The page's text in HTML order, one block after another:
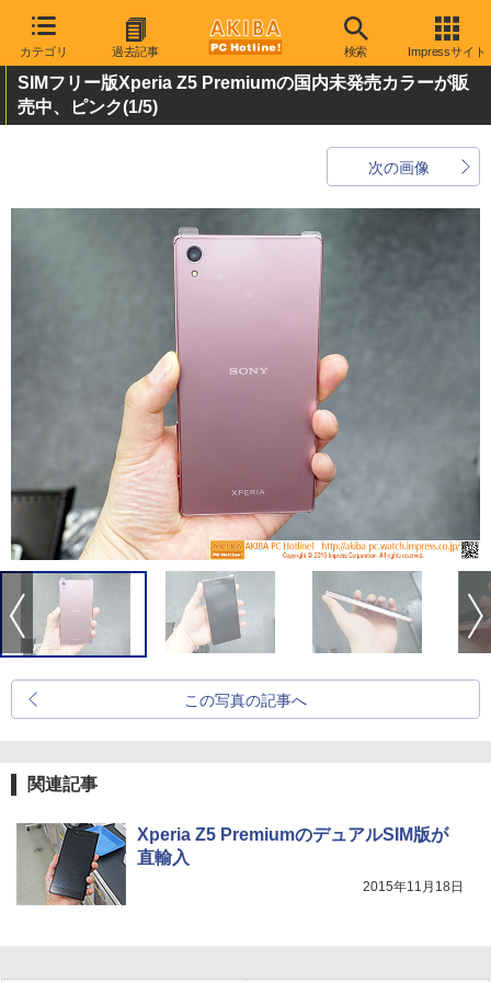
カテゴリ 過去記事 検索 Impressサイト
SIMフリー版Xperia Z5 Premiumの国内未発売カラーが販
売中、ピンク(1/5)
次の画像
この写真の記事へ
関連記事
Xperia Z5 PremiumのデュアルSIM版が
直輸入
2015年11月18日